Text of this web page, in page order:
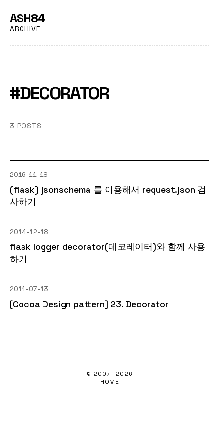
ASH84
ARCHIVE
#DECORATOR
3 POSTS
2016-11-18
(flask) jsonschema 를 이용해서 request.json 검
사하기
2014-12-18
flask logger decorator(데코레이터)와 함께 사용
하기
2011-07-13
[Cocoa Design pattern] 23. Decorator
© 2007—2026
HOME